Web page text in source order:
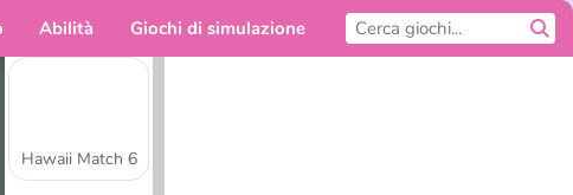
Abilità Giochi di simulazione
Hawaii Match 6